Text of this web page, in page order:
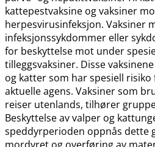
kattepestvaksine og vaksiner
herpesvirusinfeksjon. Vaksiner
infeksjonssykdommer eller
for beskyttelse mot under
tilleggsvaksiner. Disse
og katter som har spesiell
aktuelle agens. Vaksiner som
reiser utenlands, tilhører
Beskyttelse av valper og
speddyrperioden oppnås dette